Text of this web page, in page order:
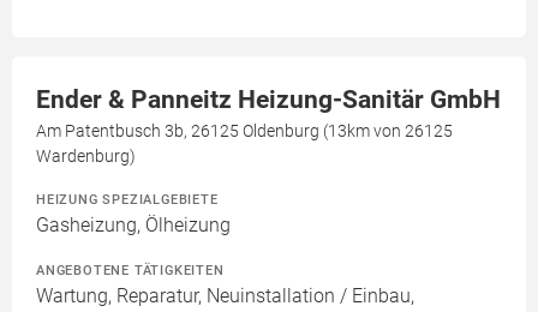
Ender & Panneitz Heizung-Sanitär GmbH
Am Patentbusch 3b, 26125 Oldenburg (13km von 26125
Wardenburg)
HEIZUNG SPEZIALGEBIETE
Gasheizung, Ölheizung
ANGEBOTENE TÄTIGKEITEN
Wartung, Reparatur, Neuinstallation / Einbau,